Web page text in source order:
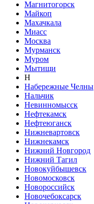
Магнитогорск
Майкоп
Махачкала
Миасс
Москва
Мурманск
Муром
Мытищи
Н
Набережные Челны
Нальчик
Невинномысск
Нефтекамск
Нефтеюганск
Нижневартовск
Нижнекамск
Нижний Новгород
Нижний Тагил
Новокуйбышевск
Новомосковск
Новороссийск
Новочебоксарск